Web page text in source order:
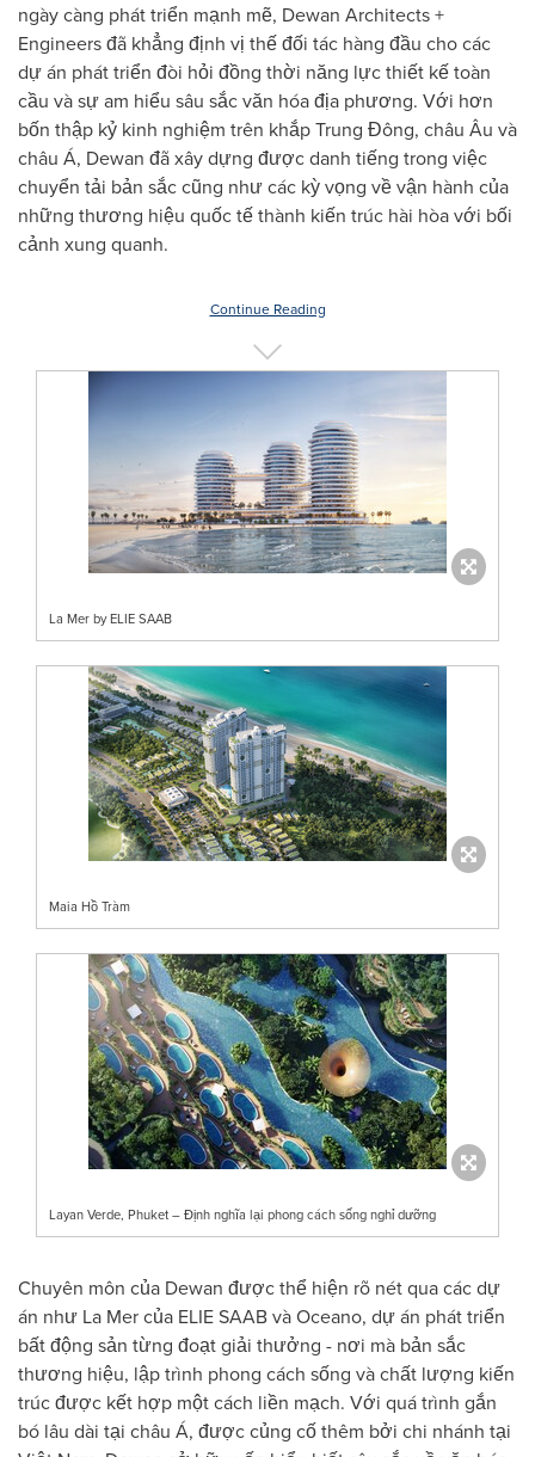
ngày càng phát triển mạnh mẽ, Dewan Architects +
Engineers đã khẳng định vị thế đối tác hàng đầu cho các
dự án phát triển đòi hỏi đồng thời năng lực thiết kế toàn
cầu và sự am hiểu sâu sắc văn hóa địa phương. Với hơn
bốn thập kỷ kinh nghiệm trên khắp Trung Đông, châu Âu và
châu Á, Dewan đã xây dựng được danh tiếng trong việc
chuyển tải bản sắc cũng như các kỳ vọng về vận hành của
những thương hiệu quốc tế thành kiến trúc hài hòa với bối
cảnh xung quanh.
Continue Reading
La Mer by ELIE SAAB
Maia Hồ Tràm
Layan Verde, Phuket – Định nghĩa lại phong cách sống nghỉ dưỡng
Chuyên môn của Dewan được thể hiện rõ nét qua các dự
án như La Mer của ELIE SAAB và Oceano, dự án phát triển
bất động sản từng đoạt giải thưởng - nơi mà bản sắc
thương hiệu, lập trình phong cách sống và chất lượng kiến
trúc được kết hợp một cách liền mạch. Với quá trình gắn
bó lâu dài tại châu Á, được củng cố thêm bởi chi nhánh tại